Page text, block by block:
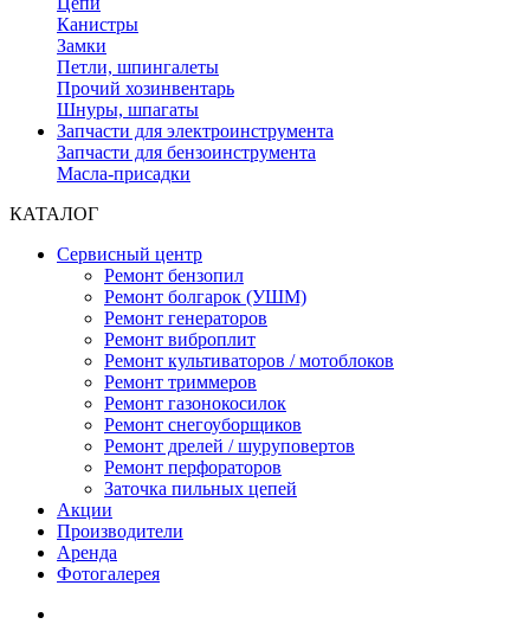
Канистры
Замки
Петли, шпингалеты
Прочий хозинвентарь
Шнуры, шпагаты
Запчасти для электроинструмента
Запчасти для бензоинструмента
Масла-присадки
КАТАЛОГ
Сервисный центр
Ремонт бензопил
Ремонт болгарок (УШМ)
Ремонт генераторов
Ремонт виброплит
Ремонт культиваторов / мотоблоков
Ремонт триммеров
Ремонт газонокосилок
Ремонт снегоуборщиков
Ремонт дрелей / шуруповертов
Ремонт перфораторов
Заточка пильных цепей
Акции
Производители
Аренда
Фотогалерея